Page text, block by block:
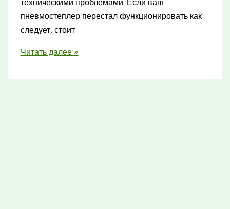
техническими проблемами. Если ваш
пневмостеплер перестал функционировать как
следует, стоит
Ремонт
Читать далее »